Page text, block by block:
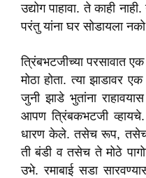
उद्योग पाहावा. ते काही
परंतु यांना घर सोडायला
त्रिंबभटजीच्या परसावात
मोठा होता. त्या झाडावर
जुनी झाडे भुतांना
आपण त्रिंबकभटजी
धारण केले. तसेच रूप, तसेच
ती बंडी व तसेच ते मोठे
उभे. रमाबाई सडा